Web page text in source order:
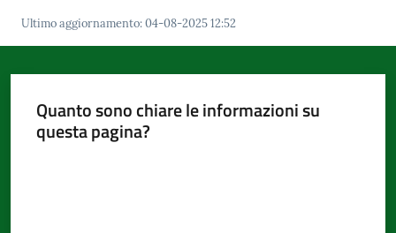
Ultimo aggiornamento:04-08-2025 12:52
Quanto sono chiare le informazioni su
questa pagina?